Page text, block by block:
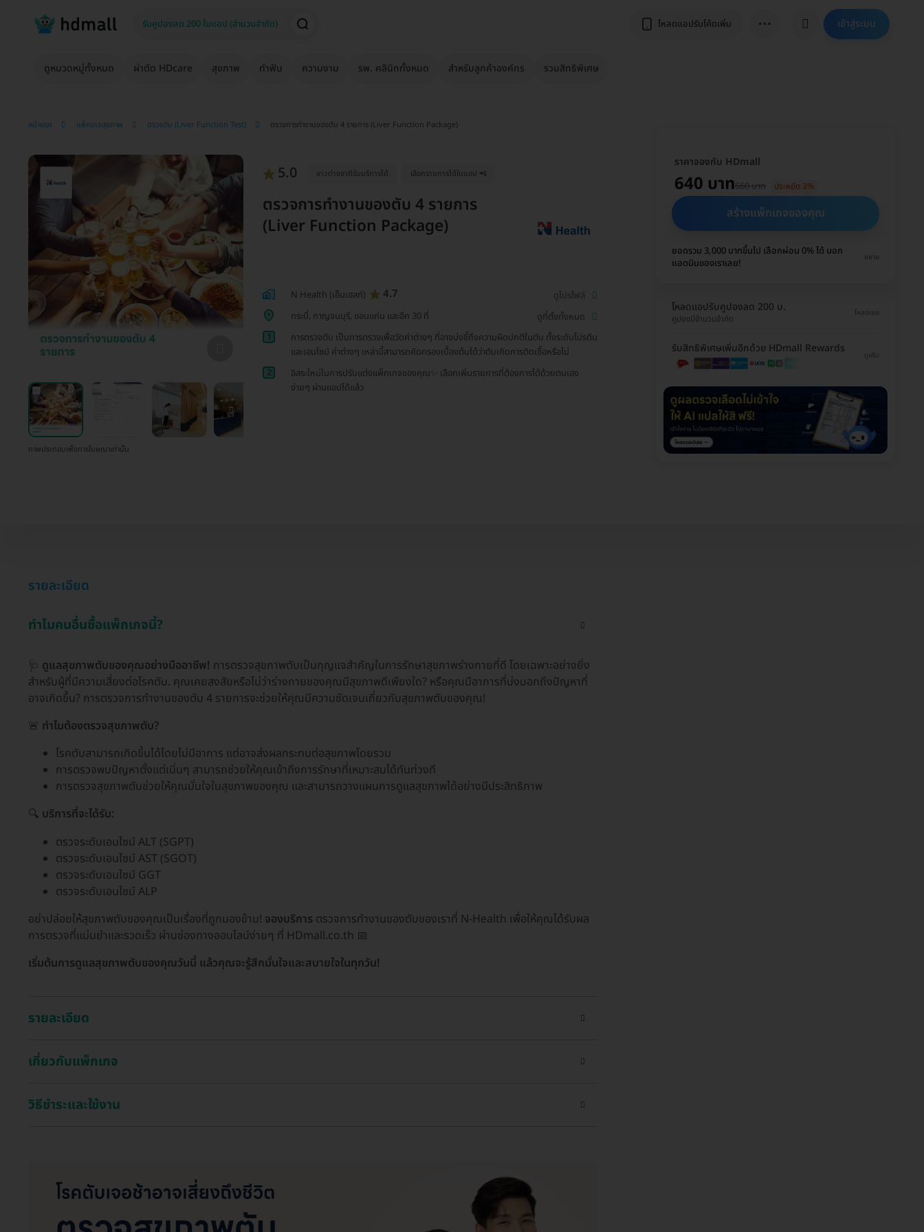
โหลดแอปรับโค้ดเพิ่ม ⋯ เข้าสู่ระบบ
ดูหมวดหมู่ทั้งหมด ผ่าตัด HDcare สุขภาพ ทำฟัน ความงาม รพ. คลินิกทั้งหมด สำหรับลูกค้าองค์กร รวมสิทธิพิเศษ
หน้าแรก แพ็กเกจสุขภาพ ตรวจตับ (Liver Function Test) ตรวจการทำงานของตับ 4 รายการ (Liver Function Package)
ภาพประกอบเพื่อการโฆษณาเท่านั้น
5.0 ชาวต่างชาติรับบริการได้ เลือกรายการได้ในแอป 📲
ตรวจการทำงานของตับ 4 รายการ
(Liver Function Package)
N Health (เอ็นเฮลท์) 4.7
ดูโปรไฟล์
กระบี่, กาญจนบุรี, ขอนแก่น และอีก 30 ที่
ดูที่ตั้งทั้งหมด
1
การตรวจตับ เป็นการตรวจเพื่อวัดค่าต่างๆ ที่อาจบ่งชี้ถึงความผิดปกติในตับ ทั้งระดับโปรตีน
และเอนไซม์ ค่าต่างๆ เหล่านี้สามารถคัดกรองเบื้องต้นได้ว่าตับเกิดการติดเชื้อหรือไม่
2
อิสระใหม่ในการปรับแต่งแพ็กเกจของคุณ✨ เลือกเพิ่มรายการที่ต้องการได้ด้วยตนเอง
ง่ายๆ ผ่านแอปได้แล้ว
ราคาจองกับ HDmall
640 บาท660 บาท ประหยัด 3%
สร้างแพ็กเกจของคุณ
ยอดรวม 3,000 บาทขึ้นไป เลือกผ่อน 0% ได้ บอก
แอดมินของเราเลย!
ขยาย
โหลดแอปรับคูปองลด 200 บ.
คูปองมีจำนวนจำกัด
โหลดเลย
รับสิทธิพิเศษเพิ่มอีกด้วย HDmall Rewards
ดูเพิ่ม
รายละเอียด
ทำไมคนอื่นซื้อแพ็กเกจนี้?
🩺 ดูแลสุขภาพตับของคุณอย่างมืออาชีพ! การตรวจสุขภาพตับเป็นกุญแจสำคัญในการรักษาสุขภาพร่างกายที่ดี โดยเฉพาะอย่างยิ่ง
สำหรับผู้ที่มีความเสี่ยงต่อโรคตับ. คุณเคยสงสัยหรือไม่ว่าร่างกายของคุณมีสุขภาพดีเพียงใด? หรือคุณมีอาการที่บ่งบอกถึงปัญหาที่
อาจเกิดขึ้น? การตรวจการทำงานของตับ 4 รายการจะช่วยให้คุณมีความชัดเจนเกี่ยวกับสุขภาพตับของคุณ!
🚨 ทำไมต้องตรวจสุขภาพตับ?
โรคตับสามารถเกิดขึ้นได้โดยไม่มีอาการ แต่อาจส่งผลกระทบต่อสุขภาพโดยรวม
การตรวจพบปัญหาตั้งแต่เนิ่นๆ สามารถช่วยให้คุณเข้าถึงการรักษาที่เหมาะสมได้ทันท่วงที
การตรวจสุขภาพตับช่วยให้คุณมั่นใจในสุขภาพของคุณ และสามารถวางแผนการดูแลสุขภาพได้อย่างมีประสิทธิภาพ
🔍 บริการที่จะได้รับ:
ตรวจระดับเอนไซม์ ALT (SGPT)
ตรวจระดับเอนไซม์ AST (SGOT)
ตรวจระดับเอนไซม์ GGT
ตรวจระดับเอนไซม์ ALP
อย่าปล่อยให้สุขภาพตับของคุณเป็นเรื่องที่ถูกมองข้าม! จองบริการ ตรวจการทำงานของตับของเราที่ N-Health เพื่อให้คุณได้รับผล
การตรวจที่แม่นยำและรวดเร็ว ผ่านช่องทางออนไลน์ง่ายๆ ที่ HDmall.co.th 📅
เริ่มต้นการดูแลสุขภาพตับของคุณวันนี้ แล้วคุณจะรู้สึกมั่นใจและสบายใจในทุกวัน!
รายละเอียด
เกี่ยวกับแพ็กเกจ
วิธีชำระและใช้งาน